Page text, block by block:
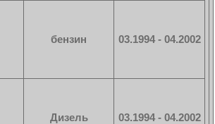
бензин 03.1994 - 04.2002
Дизель 03.1994 - 04.2002